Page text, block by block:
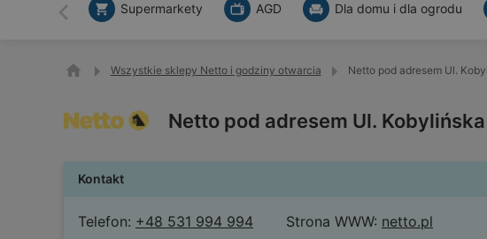
Wstecz
Supermarkety AGD Dla domu i dla ogrodu
Wszystkie sklepy Netto i godziny otwarcia Netto pod adresem Ul.
Netto pod adresem Ul.
Kontakt
Telefon: +48 531 994 994 Strona WWW: netto.pl